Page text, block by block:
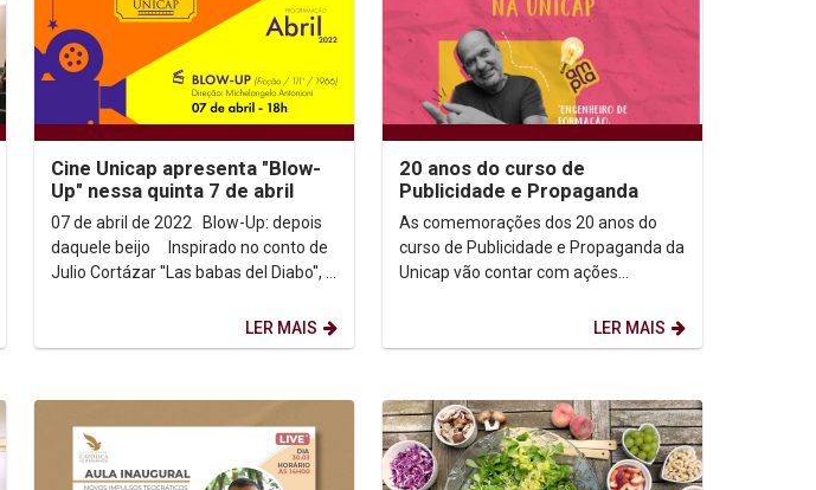
Cine Unicap apresenta "Blow-
Up" nessa quinta 7 de abril
07 de abril de 2022 Blow-Up: depois
daquele beijo Inspirado no conto de
Julio Cortázar ''Las babas del Diabo'', a
LER MAIS
20 anos do curso de
Publicidade e Propaganda
As comemorações dos 20 anos do
curso de Publicidade e Propaganda da
Unicap vão contar com ações
LER MAIS